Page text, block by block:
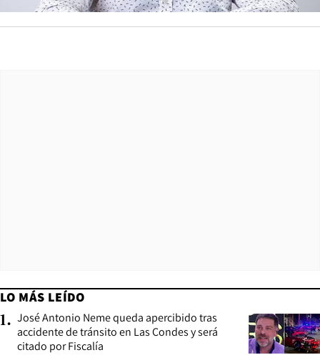
LO MÁS LEÍDO
1. José Antonio Neme queda apercibido tras
accidente de tránsito en Las Condes y será
citado por Fiscalía